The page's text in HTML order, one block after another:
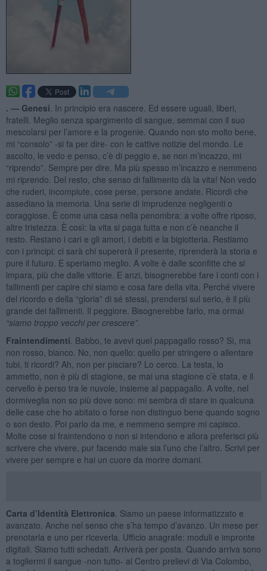
. — Genesi . In principio era nascere. Ed essere uguali, liberi,
fratelli. Meglio senza spargimento di sangue, semmai con il suo
mescolarsi per l’amore e la progenie. Quando non sto molto bene,
mi “consolo” -si fa per dire- con le cattive notizie del mondo. Le
ascolto, le vedo e penso, c’è di peggio e, se non m’incazzo, mi
“riprendo”. Sempre per dire. Ma più spesso m’incazzo e nemmeno
mi riprendo. Del resto, che senso di fallimento dà la vita! Non vedo
che ruderi, incompiute, cose perse, persone andate. Ricordi che
assediano la memoria. Una serie di imprudenze negligenti o
coraggiose. È come una casa nella penombra: a volte offre riposo,
altre tristezza. È così: la vita si paga tutta e non c’è neanche il
resto. Restano i cari e gli amori, i debiti e la bigiotteria. Restiamo
con i principi: ci sarà chi supererà il presente, riprenderà la storia e
pure il futuro. E speriamo meglio. A volte è dalle sconfitte che si
impara, più che dalle vittorie. E anzi, bisognerebbe fare i conti con i
fallimenti per capire chi siamo e cosa fare della vita. Perché vivere
del ricordo e della “gloria” di sé stessi, prendersi sul serio, è il più
grande dei fallimenti. Il peggiore. Bisognerebbe farlo, ma ormai
“siamo troppo vecchi per crescere”.
Fraintendimenti . Babbo, te avevi quel pappagallo rosso? Sì, ma
non rosso, bianco. No, non quello: quello per stringere o allentare
tubi, ti ricordi? Ah, non per pisciare? Lo cerco. La testa, lo
ammetto, non è più di stagione, se mai una stagione c’è stata, e il
cervello è perso tra le nuvole, insieme al pappagallo. A volte, nel
dormiveglia non so più dove sono: mi sembra di stare in qualcuna
delle case che ho abitato o forse non distinguo bene quando sogno
o son desto. Poi parlo da me, e nemmeno sempre mi capisco.
Molte cose si fraintendono o non si intendono e allora preferisci più
scrivere che vivere, pur facendo male sia l’uno che l’altro. Scrivi per
vivere per sempre e hai un cuore da morire domani.
Carta d’Identità Elettronica . Siamo un paese informatizzato e
avanzato. Anche nel senso che s’ha tempo d’avanzo. Un mese per
prenotarla e uno per riceverla. Ufficio anagrafe: moduli e impronte
digitali. Siamo tutti schedati. Arriverà per posta. Quando arriva sono
a togliermi il sangue -non tutto- al Centro prelievi di Via Colombo,